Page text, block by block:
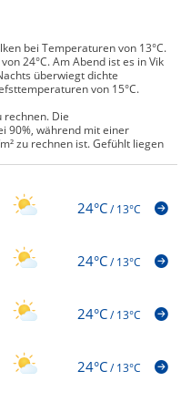
bei Temperaturen von 13°C.
24°C. Am Abend ist es in Vik
überwiegt dichte
von 15°C.
rechnen. Die
90%, während mit einer
zu rechnen ist. Gefühlt liegen
24°C/13°C
24°C/13°C
24°C/13°C
24°C/13°C